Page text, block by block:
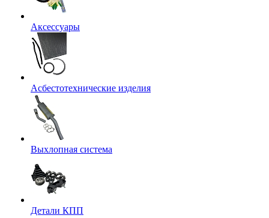
Аксессуары
Асбестотехнические изделия
Выхлопная система
Детали КПП